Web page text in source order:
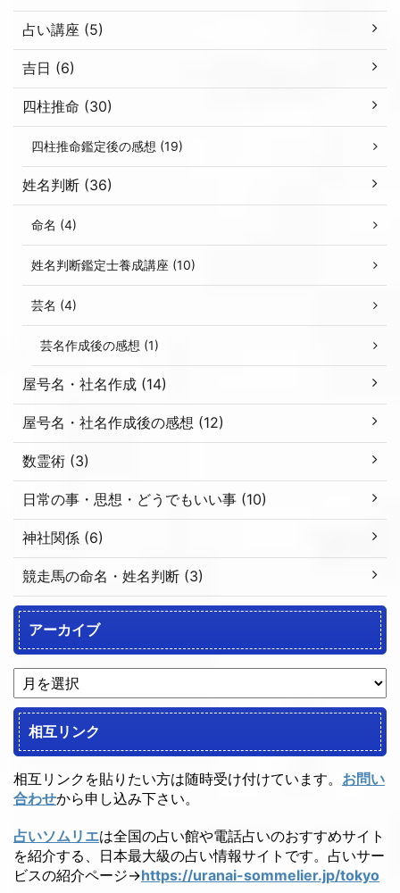
占い講座 (5)
吉日 (6)
四柱推命 (30)
四柱推命鑑定後の感想 (19)
姓名判断 (36)
命名 (4)
姓名判断鑑定士養成講座 (10)
芸名 (4)
芸名作成後の感想 (1)
屋号名・社名作成 (14)
屋号名・社名作成後の感想 (12)
数霊術 (3)
日常の事・思想・どうでもいい事 (10)
神社関係 (6)
競走馬の命名・姓名判断 (3)
アーカイブ
相互リンク
相互リンクを貼りたい方は随時受け付けています。 お問い
合わせから申し込み下さい。
占いソムリエは全国の占い館や電話占いのおすすめサイト
を紹介する、日本最大級の占い情報サイトです。占いサー
ビスの紹介ページ→https://uranai-sommelier.jp/tokyo